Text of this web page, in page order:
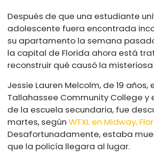
Después de que una estudiante
adolescente fuera encontrada
su apartamento la semana
la capital de Florida ahora está
reconstruir qué causó la
Jessie Lauren Melcolm, de 19
Tallahassee Community College y
de la escuela secundaria, fue
martes, según WTXL en Midway,
Desafortunadamente, estaba
que la policía llegara al lugar.